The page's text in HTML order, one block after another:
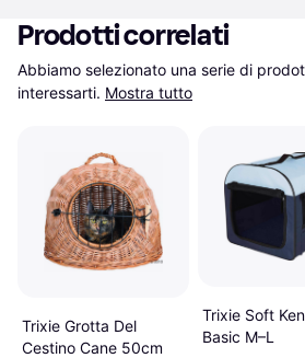
Prodotti correlati
Abbiamo selezionato una serie di
interessarti. Mostra tutto
Trixie Grotta Del
Cestino Cane 50cm
Trixie Soft
Basic M–L